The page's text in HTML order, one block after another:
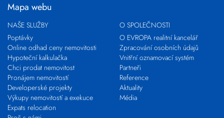
Mapa webu
NAŠE SLUŽBY
Poptávky
Online odhad ceny nemovitosti
Hypoteční kalkulačka
Chci prodat nemovitost
Pronájem nemovitostí
Developerské projekty
Výkupy nemovitostí a exekuce
Expats relocation
O SPOLEČNOSTI
O EVROPA realitní kancelář
Zpracování osobních údajů
Vnitřní oznamovací systém
Partneři
Reference
Aktuality
Média